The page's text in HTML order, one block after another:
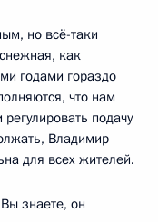
но всё-таки
как
годами гораздо
что нам
подачу
Владимир
для всех жителей.
знаете, он